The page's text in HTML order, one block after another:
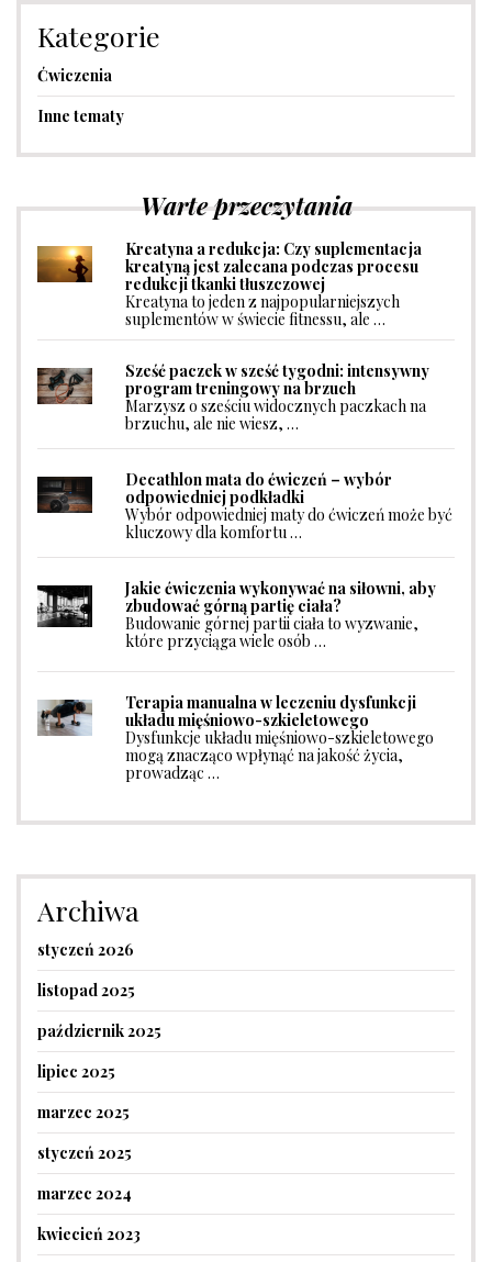
Kategorie
Ćwiczenia
Inne tematy
Warte przeczytania
Kreatyna a redukcja: Czy suplementacja
kreatyną jest zalecana podczas procesu
redukcji tkanki tłuszczowej
Kreatyna to jeden z najpopularniejszych
suplementów w świecie fitnessu, ale …
Sześć paczek w sześć tygodni: intensywny
program treningowy na brzuch
Marzysz o sześciu widocznych paczkach na
brzuchu, ale nie wiesz, …
Decathlon mata do ćwiczeń – wybór
odpowiedniej podkładki
Wybór odpowiedniej maty do ćwiczeń może być
kluczowy dla komfortu …
Jakie ćwiczenia wykonywać na siłowni, aby
zbudować górną partię ciała?
Budowanie górnej partii ciała to wyzwanie,
które przyciąga wiele osób …
Terapia manualna w leczeniu dysfunkcji
układu mięśniowo-szkieletowego
Dysfunkcje układu mięśniowo-szkieletowego
mogą znacząco wpłynąć na jakość życia,
prowadząc …
Archiwa
styczeń 2026
listopad 2025
październik 2025
lipiec 2025
marzec 2025
styczeń 2025
marzec 2024
kwiecień 2023